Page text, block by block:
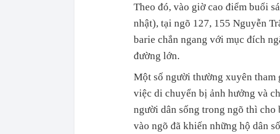
Theo đó, vào giờ cao điểm buổi
nhật), tại ngõ 127, 155 Nguyễn
barie chắn ngang với mục đích
đường lớn.
Một số người thường xuyên
việc di chuyển bị ảnh hưởng và
người dân sống trong ngõ thì
vào ngõ đã khiến những hộ dân